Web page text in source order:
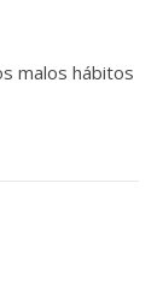
malos hábitos